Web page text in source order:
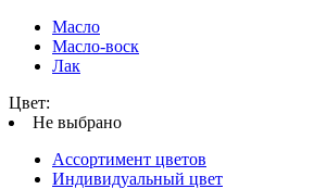
Масло
Масло-воск
Лак
Цвет:
Не выбрано
Ассортимент цветов
Индивидуальный цвет